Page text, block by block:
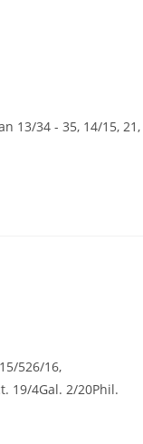
13/34 - 35, 14/15, 21,
526/16,
19/4Gal. 2/20Phil.